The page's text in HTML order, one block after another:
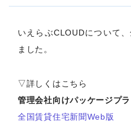
いえらぶCLOUDについて
ました。
▽詳しくはこちら
管理会社向けパッケージプ
全国賃貸住宅新聞Web版